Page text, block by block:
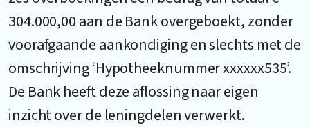
304.000,00 aan de Bank overgeboekt, zonder
voorafgaande aankondiging en slechts met de
omschrijving ‘Hypotheeknummer xxxxxx535’.
De Bank heeft deze aflossing naar eigen
inzicht over de leningdelen verwerkt.